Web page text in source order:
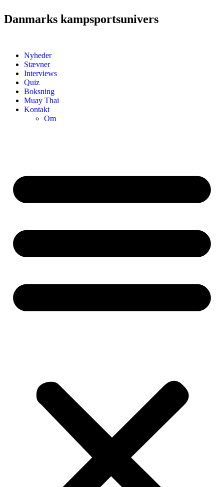
Danmarks kampsportsunivers
Nyheder
Stævner
Interviews
Quiz
Boksning
Muay Thai
Kontakt
Om